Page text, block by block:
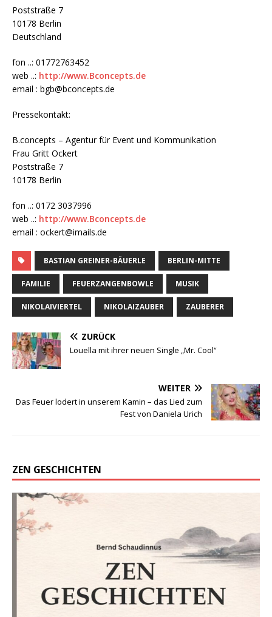
Poststraße 7
10178 Berlin
Deutschland
fon ..: 01772763452
web ..: http://www.Bconcepts.de
email : bgb@bconcepts.de
Pressekontakt:
B.concepts – Agentur für Event und Kommunikation
Frau Gritt Ockert
Poststraße 7
10178 Berlin
fon ..: 0172 3037996
web ..: http://www.Bconcepts.de
email : ockert@imails.de
BASTIAN GREINER-BÄUERLE BERLIN-MITTE
FAMILIE FEUERZANGENBOWLE MUSIK
NIKOLAIVIERTEL NIKOLAIZAUBER ZAUBERER
ZURÜCK
Louella mit ihrer neuen Single „Mr. Cool“
WEITER
Das Feuer lodert in unserem Kamin – das Lied zum
Fest von Daniela Urich
ZEN GESCHICHTEN